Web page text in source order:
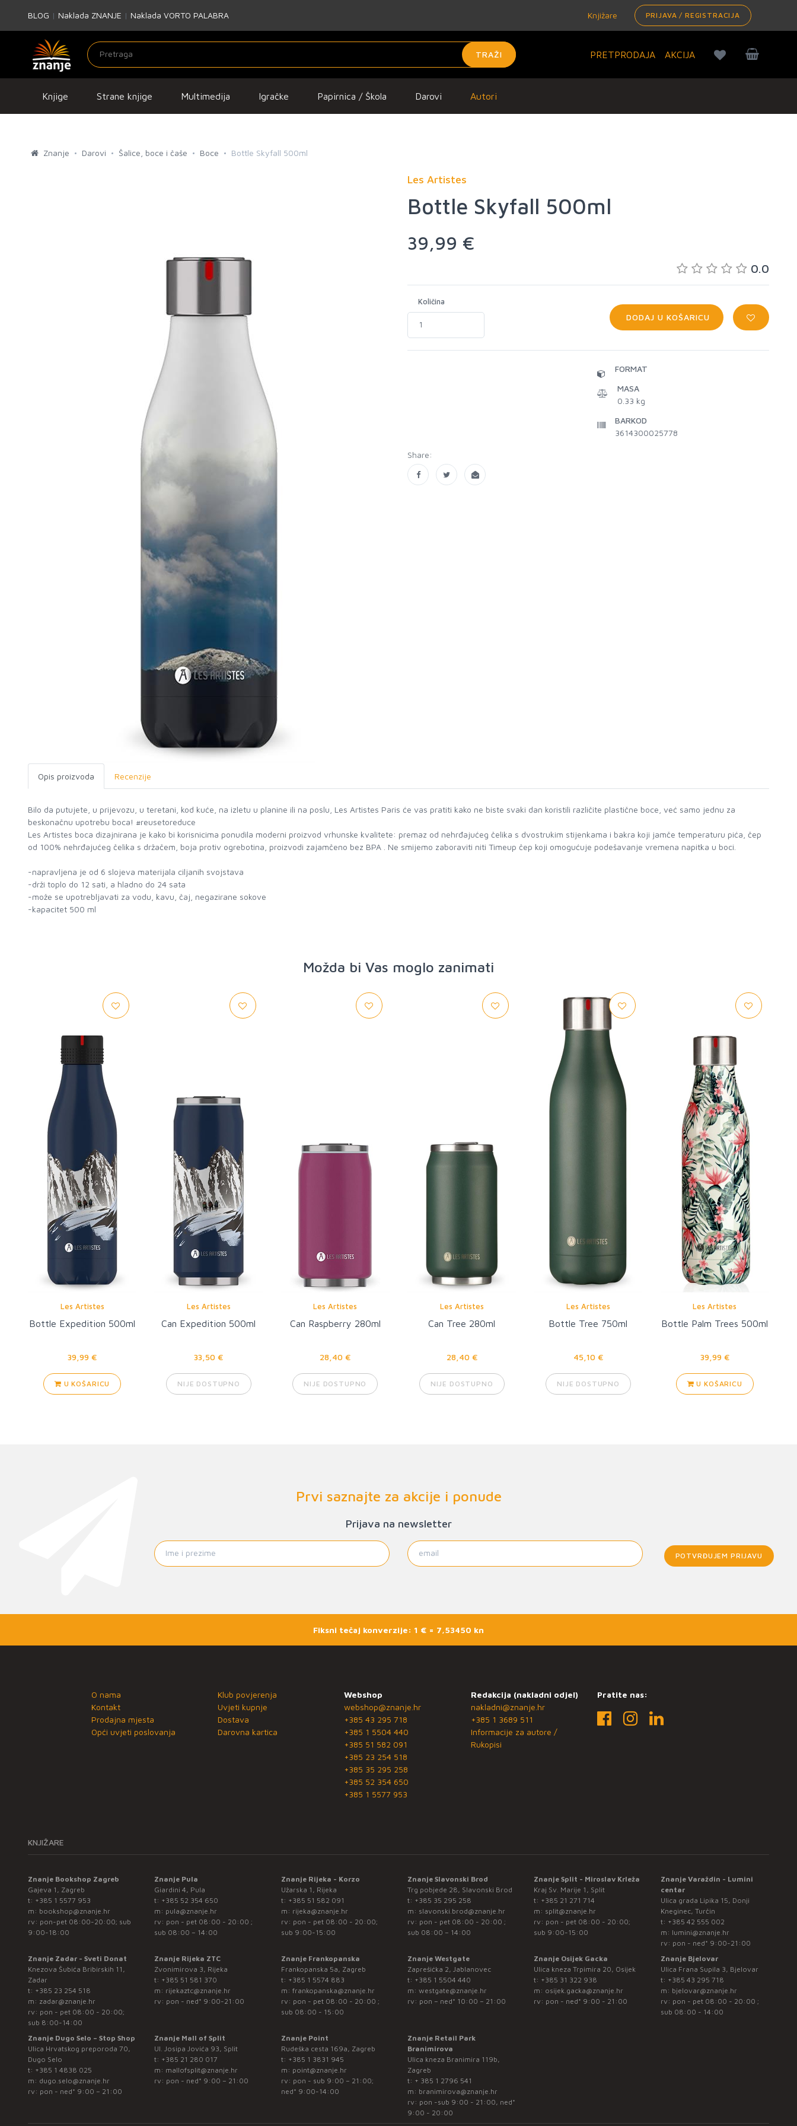
BLOG | Naklada ZNANJE | Naklada VORTO PALABRA Knjižare PRIJAVA / REGISTRACIJA
TRAŽI PRETPRODAJA AKCIJA
Knjige Strane knjige Multimedija Igračke Papirnica / Škola Darovi Autori
Znanje Darovi Šalice, boce i čaše Boce Bottle Skyfall 500ml
Les Artistes
Bottle Skyfall 500ml
39,99 €
0.0
Količina
DODAJ U KOŠARICU
FORMAT
MASA
0.33 kg
BARKOD
3614300025778
Share:
Opis proizvoda Recenzije
Bilo da putujete, u prijevozu, u teretani, kod kuće, na izletu u planine ili na poslu, Les Artistes Paris će vas pratiti kako ne biste svaki dan koristili različite plastične boce, već samo jednu za
beskonačnu upotrebu boca! #reusetoreduce
Les Artistes boca dizajnirana je kako bi korisnicima ponudila moderni proizvod vrhunske kvalitete: premaz od nehrđajućeg čelika s dvostrukim stijenkama i bakra koji jamče temperaturu pića, čep
od 100% nehrđajućeg čelika s držačem, boja protiv ogrebotina, proizvodi zajamčeno bez BPA . Ne smijemo zaboraviti niti Timeup čep koji omogućuje podešavanje vremena napitka u boci.
-napravljena je od 6 slojeva materijala ciljanih svojstava
-drži toplo do 12 sati, a hladno do 24 sata
-može se upotrebljavati za vodu, kavu, čaj, negazirane sokove
Možda bi Vas moglo zanimati
Les Artistes
Bottle Expedition 500ml
39,99 €
U KOŠARICU
Les Artistes
Can Expedition 500ml
33,50 €
NIJE DOSTUPNO
Les Artistes
Can Raspberry 280ml
28,40 €
NIJE DOSTUPNO
Les Artistes
Can Tree 280ml
28,40 €
NIJE DOSTUPNO
Les Artistes
Bottle Tree 750ml
45,10 €
NIJE DOSTUPNO
Les Artistes
Bottle Palm Trees 500ml
39,99 €
U KOŠARICU
Prvi saznajte za akcije i ponude
Prijava na newsletter
POTVRĐUJEM PRIJAVU
Fiksni tečaj konverzije: 1 € = 7,53450 kn
O nama
Kontakt
Prodajna mjesta
Opći uvjeti poslovanja
Klub povjerenja
Uvjeti kupnje
Dostava
Darovna kartica
Webshop
webshop@znanje.hr
+385 43 295 718
+385 1 5504 440
+385 51 582 091
+385 23 254 518
+385 35 295 258
+385 52 354 650
+385 1 5577 953
Redakcija (nakladni odjel)
nakladni@znanje.hr
+385 1 3689 511
Informacije za autore /
Rukopisi
Pratite nas:
KNJIŽARE
Znanje Bookshop Zagreb
Gajeva 1, Zagreb
t: +385 1 5577 953
m: bookshop@znanje.hr
rv: pon-pet 08:00-20:00; sub
9:00-18:00
Znanje Pula
Giardini 4, Pula
t: +385 52 354 650
m: pula@znanje.hr
rv: pon - pet 08:00 - 20:00 ;
sub 08:00 – 14:00
Znanje Rijeka - Korzo
Užarska 1, Rijeka
t: +385 51 582 091
m: rijeka@znanje.hr
rv: pon - pet 08:00 - 20:00;
sub 9:00-15:00
Znanje Slavonski Brod
Trg pobjede 28, Slavonski Brod
t: +385 35 295 258
m: slavonski.brod@znanje.hr
rv: pon - pet 08:00 - 20:00 ;
sub 08:00 – 14:00
Znanje Split - Miroslav Krleža
Kraj Sv. Marije 1, Split
t: +385 21 271 714
m: split@znanje.hr
rv: pon - pet 08:00 - 20:00;
sub 9:00-15:00
Znanje Varaždin - Lumini
centar
Ulica grada Lipika 15, Donji
Kneginec, Turčin
t: +385 42 555 002
m: lumini@znanje.hr
rv: pon - ned* 9:00-21:00
Znanje Zadar - Sveti Donat
Knezova Šubića Bribirskih 11,
Zadar
t: +385 23 254 518
m: zadar@znanje.hr
rv: pon - pet 08:00 - 20:00;
sub 8:00-14:00
Znanje Rijeka ZTC
Zvonimirova 3, Rijeka
t: +385 51 581 370
m: rijekaztc@znanje.hr
rv: pon - ned* 9:00-21:00
Znanje Frankopanska
Frankopanska 5a, Zagreb
t: +385 1 5574 883
m: frankopanska@znanje.hr
rv: pon - pet 08:00 - 20:00 ;
sub 08:00 - 15:00
Znanje Westgate
Zaprešićka 2, Jablanovec
t: +385 1 5504 440
m: westgate@znanje.hr
rv: pon – ned* 10:00 – 21:00
Znanje Osijek Gacka
Ulica kneza Trpimira 20, Osijek
t: +385 31 322 938
m: osijek.gacka@znanje.hr
rv: pon - ned* 9:00 - 21:00
Znanje Bjelovar
Ulica Frana Supila 3, Bjelovar
t: +385 43 295 718
m: bjelovar@znanje.hr
rv: pon - pet 08:00 - 20:00 ;
sub 08:00 - 14:00
Znanje Dugo Selo – Stop Shop
Ulica Hrvatskog preporoda 70,
Dugo Selo
t: +385 1 4838 025
m: dugo.selo@znanje.hr
rv: pon - ned* 9:00 – 21:00
Znanje Mall of Split
Ul. Josipa Jovića 93, Split
t: +385 21 280 017
m: mallofsplit@znanje.hr
rv: pon - ned* 9:00 – 21:00
Znanje Point
Rudeška cesta 169a, Zagreb
t: +385 1 3831 945
m: point@znanje.hr
rv: pon - sub 9:00 – 21:00;
ned* 9:00-14:00
Znanje Retail Park
Branimirova
Ulica kneza Branimira 119b,
Zagreb
t: + 385 1 2796 541
m: branimirova@znanje.hr
rv: pon -sub 9:00 - 21:00, ned*
9:00 - 20:00